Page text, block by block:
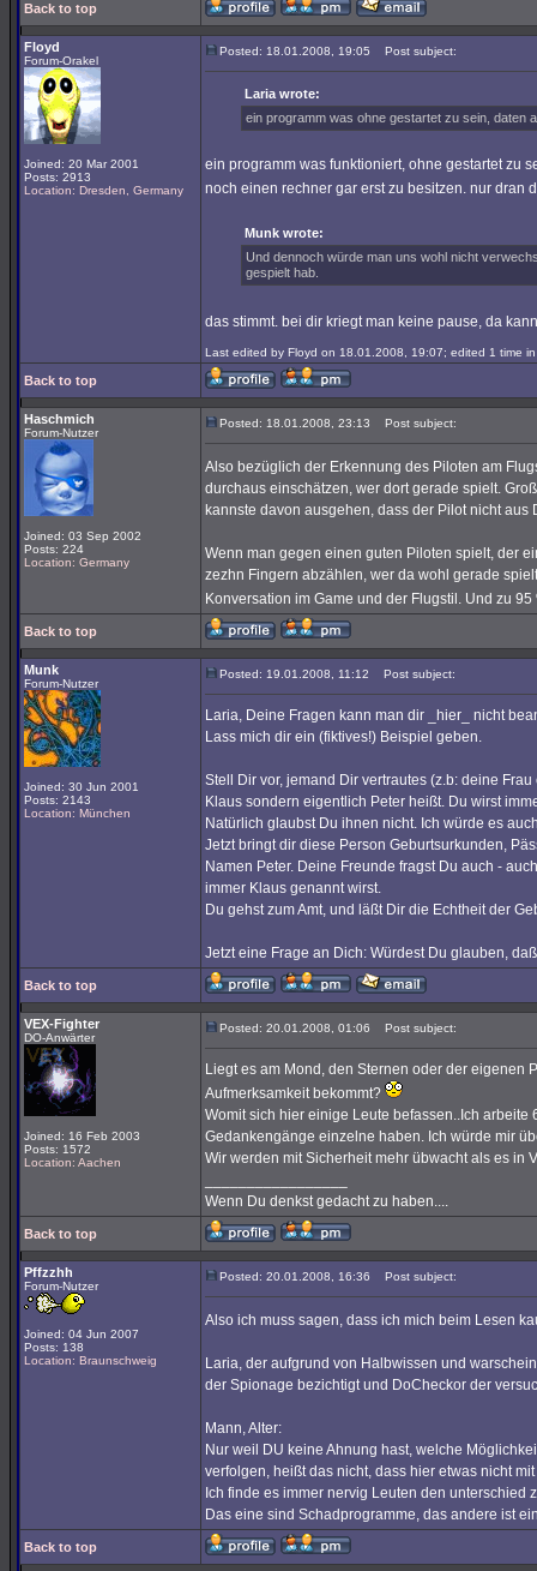
Back to top
Floyd
Forum-Orakel
Joined: 20 Mar 2001
Posts: 2913
Location: Dresden, Germany
Posted: 18.01.2008, 19:05 Post subject:
Laria wrote:
ein programm was ohne gestartet zu sein, daten
ein programm was funktioniert, ohne gestartet zu
noch einen rechner gar erst zu besitzen. nur dran
Munk wrote:
Und dennoch würde man uns wohl nicht
gespielt hab.
das stimmt. bei dir kriegt man keine pause, da
Last edited by Floyd on 18.01.2008, 19:07; edited 1 time
Back to top
Haschmich
Forum-Nutzer
Joined: 03 Sep 2002
Posts: 224
Location: Germany
Posted: 18.01.2008, 23:13 Post subject:
Also bezüglich der Erkennung des Piloten am
durchaus einschätzen, wer dort gerade spielt.
kannste davon ausgehen, dass der Pilot nicht aus
Wenn man gegen einen guten Piloten spielt, der
zezhn Fingern abzählen, wer da wohl gerade
Konversation im Game und der Flugstil. Und zu
Back to top
Munk
Forum-Nutzer
Joined: 30 Jun 2001
Posts: 2143
Location: München
Posted: 19.01.2008, 11:12 Post subject:
Laria, Deine Fragen kann man dir _hier_ nicht
Lass mich dir ein (fiktives!) Beispiel geben.
Stell Dir vor, jemand Dir vertrautes (z.b: deine
Klaus sondern eigentlich Peter heißt. Du wirst
Natürlich glaubst Du ihnen nicht. Ich würde es
Jetzt bringt dir diese Person Geburtsurkunden,
Namen Peter. Deine Freunde fragst Du auch -
immer Klaus genannt wirst.
Du gehst zum Amt, und läßt Dir die Echtheit der
Jetzt eine Frage an Dich: Würdest Du glauben,
Back to top
VEX-Fighter
DO-Anwärter
Joined: 16 Feb 2003
Posts: 1572
Location: Aachen
Posted: 20.01.2008, 01:06 Post subject:
Liegt es am Mond, den Sternen oder der eigenen
Aufmerksamkeit bekommt?
Womit sich hier einige Leute befassen..Ich
Gedankengänge einzelne haben. Ich würde mir
Wir werden mit Sicherheit mehr übwacht als es in
Wenn Du denkst gedacht zu haben....
Back to top
Pffzzhh
Forum-Nutzer
Joined: 04 Jun 2007
Posts: 138
Location: Braunschweig
Posted: 20.01.2008, 16:36 Post subject:
Also ich muss sagen, dass ich mich beim Lesen
Laria, der aufgrund von Halbwissen und
der Spionage bezichtigt und DoCheckor der
Mann, Alter:
Nur weil DU keine Ahnung hast, welche
verfolgen, heißt das nicht, dass hier etwas nicht
Ich finde es immer nervig Leuten den unterschied
Das eine sind Schadprogramme, das andere ist
Back to top